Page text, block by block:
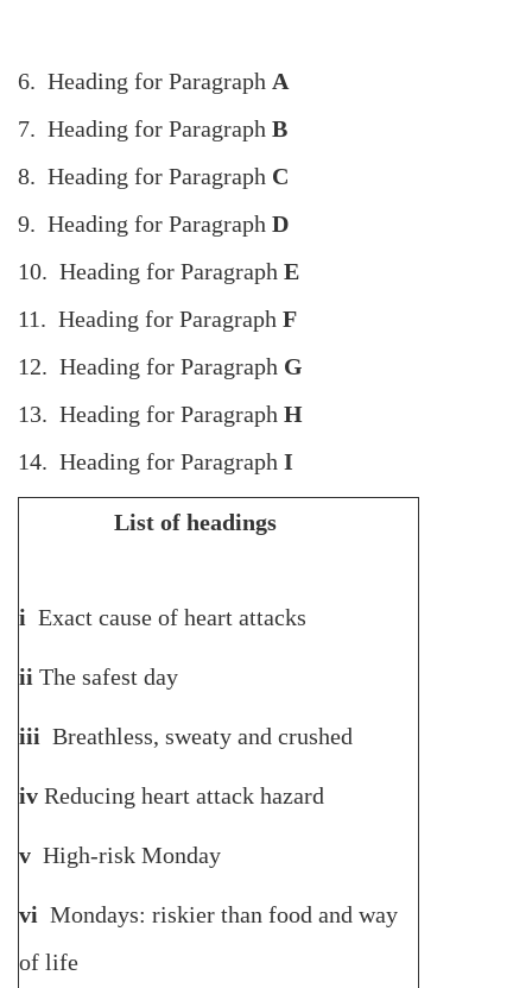
6. Heading for Paragraph A
7. Heading for Paragraph B
8. Heading for Paragraph C
9. Heading for Paragraph D
10. Heading for Paragraph E
11. Heading for Paragraph F
12. Heading for Paragraph G
13. Heading for Paragraph H
14. Heading for Paragraph I
List of headings
i Exact cause of heart attacks
ii The safest day
iii Breathless, sweaty and crushed
iv Reducing heart attack hazard
v High-risk Monday
vi Mondays: riskier than food and way
of life